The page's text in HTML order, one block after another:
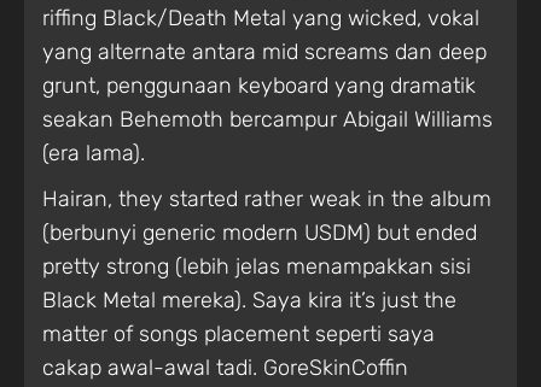
riffing Black/Death Metal yang wicked, vokal
yang alternate antara mid screams dan deep
grunt, penggunaan keyboard yang dramatik
seakan Behemoth bercampur Abigail Williams
(era lama).
Hairan, they started rather weak in the album
(berbunyi generic modern USDM) but ended
pretty strong (lebih jelas menampakkan sisi
Black Metal mereka). Saya kira it’s just the
matter of songs placement seperti saya
cakap awal-awal tadi. GoreSkinCoffin